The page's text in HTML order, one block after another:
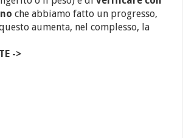
che abbiamo fatto un progresso,
aumenta, nel complesso, la
->